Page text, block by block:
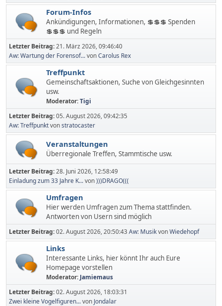
Forum-Infos
Ankündigungen, Informationen, 💲💲💲 Spenden
💲💲💲 und Regeln
Letzter Beitrag:21. März 2026, 09:46:40
Aw: Wartung der Forensof...vonCarolus Rex
Treffpunkt
Gemeinschaftsaktionen, Suche von Gleichgesinnten
usw.
Moderator:Tigi
Letzter Beitrag:05. August 2026, 09:42:35
Aw: Treffpunktvonstratocaster
Veranstaltungen
Überregionale Treffen, Stammtische usw.
Letzter Beitrag:28. Juni 2026, 12:58:49
Einladung zum 33 Jahre K...von)))DRAGO(((
Umfragen
Hier werden Umfragen zum Thema stattfinden.
Antworten von Usern sind möglich
Letzter Beitrag:02. August 2026, 20:50:43Aw: MusikvonWiedehopf
Links
Interessante Links, hier könnt Ihr auch Eure
Homepage vorstellen
Moderator: Jamiemaus
Letzter Beitrag:02. August 2026, 18:03:31
Zwei kleine Vogelfiguren...von Jondalar